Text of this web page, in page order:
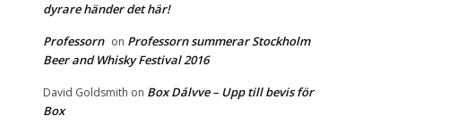
dyrare händer det här!
Professorn on Professorn summerar Stockholm
Beer and Whisky Festival 2016
David Goldsmith on Box Dálvve – Upp till bevis för
Box